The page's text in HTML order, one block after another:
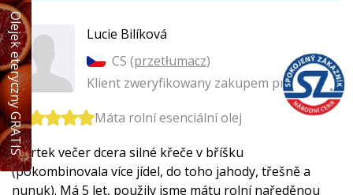
Lucie Bilíková
CS (przetłumacz)
Klient zweryfikowany zakupem produktu
Máta rolní esenciální olej
Čtvrtek večer dcera silné křeče v bříšku
(pokombinovala více jídel, do toho jahody, třešně a
nunuk). Má 5 let, použily jsme mátu rolní naředěnou
Olejek eteryczny GRATIS